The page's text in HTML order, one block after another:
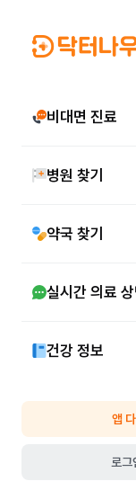
비대면 진료
병원 찾기
약국 찾기
실시간 의료
건강 정보
앱
로그